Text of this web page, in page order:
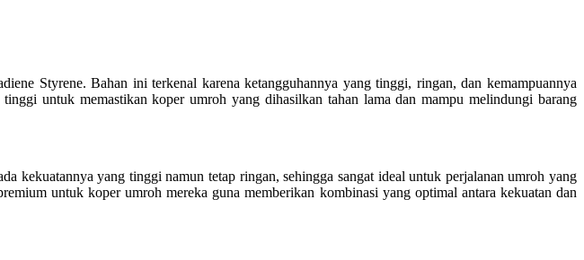
Styrene. Bahan ini terkenal karena ketangguhannya yang tinggi, ringan, dan kemampuannya
untuk memastikan koper umroh yang dihasilkan tahan lama dan mampu melindungi barang
kekuatannya yang tinggi namun tetap ringan, sehingga sangat ideal untuk perjalanan umroh yang
untuk koper umroh mereka guna memberikan kombinasi yang optimal antara kekuatan dan